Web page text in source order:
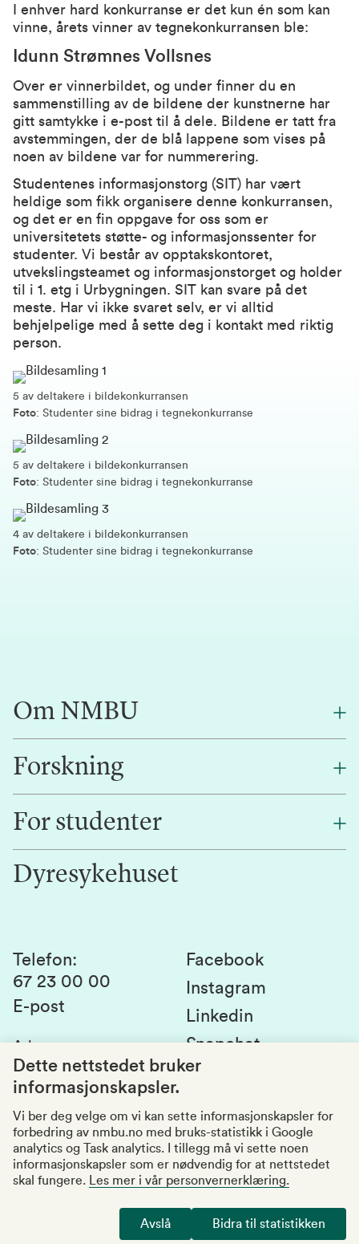
I enhver hard konkurranse er det kun én som kan
vinne, årets vinner av tegnekonkurransen ble:
Idunn Strømnes Vollsnes
Over er vinnerbildet, og under finner du en
sammenstilling av de bildene der kunstnerne har
gitt samtykke i e-post til å dele. Bildene er tatt fra
avstemmingen, der de blå lappene som vises på
noen av bildene var for nummerering.
Studentenes informasjonstorg (SIT) har vært
heldige som fikk organisere denne konkurransen,
og det er en fin oppgave for oss som er
universitetets støtte- og informasjonssenter for
studenter. Vi består av opptakskontoret,
utvekslingsteamet og informasjonstorget og holder
til i 1. etg i Urbygningen. SIT kan svare på det
meste. Har vi ikke svaret selv, er vi alltid
behjelpelige med å sette deg i kontakt med riktig
person.
5 av deltakere i bildekonkurransen
Foto: Studenter sine bidrag i tegnekonkurranse
5 av deltakere i bildekonkurransen
Foto: Studenter sine bidrag i tegnekonkurranse
4 av deltakere i bildekonkurransen
Foto: Studenter sine bidrag i tegnekonkurranse
Om NMBU
Om oss
Alumni
Kontakt oss
Forskning
Forskning
Innovasjon
For studenter
Studentlivet
Studier og emner
Studenttinget
Si fra om avvik
Kvalitet i utdanningen
Dyresykehuset
Telefon:
67 23 00 00
E-post
Adresse:
Postboks 5003
1432 Ås
Organisasjonsnummer
969159570
Besøksadresser
Facebook
Instagram
Linkedin
Snapchat
Tilgjengelighetserklæring
Personvernerklæring
Dette nettstedet bruker
informasjonskapsler.
Vi ber deg velge om vi kan sette informasjonskapsler for
forbedring av nmbu.no med bruks-statistikk i Google
analytics og Task analytics. I tillegg må vi sette noen
informasjonskapsler som er nødvendig for at nettstedet
skal fungere.
Les mer i vår personvernerklæring.
Avslå Bidra til statistikken